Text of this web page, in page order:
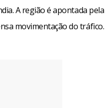
A região é apontada pela
movimentação do tráfico.